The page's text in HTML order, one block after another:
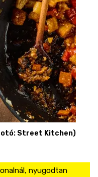
Street Kitchen)
nyugodtan